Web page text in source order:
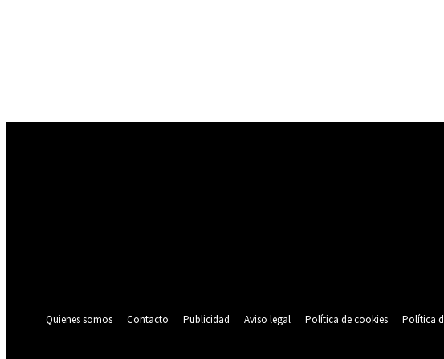
Quienes somos
Contacto Publicidad Aviso legal Política de cookies Política